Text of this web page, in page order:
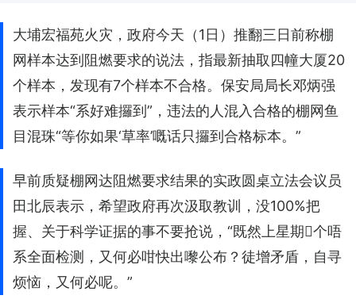
大埔宏福苑火灾，政府今天（1日）推翻三日前称棚
网样本达到阻燃要求的说法，指最新抽取四幢大厦20
个样本，发现有7个样本不合格。保安局局长邓炳强
表示样本“系好难攞到”，违法的人混入合格的棚网鱼
目混珠“等你如果‘草率’嘅话只攞到合格标本。”
早前质疑棚网达阻燃要求结果的实政圆桌立法会议员
田北辰表示，希望政府再次汲取教训，没100%把
握、关于科学证据的事不要抢说，“既然上星期𠮶个唔
系全面检测，又何必咁快出嚟公布？徒增矛盾，自寻
烦恼，又何必呢。”